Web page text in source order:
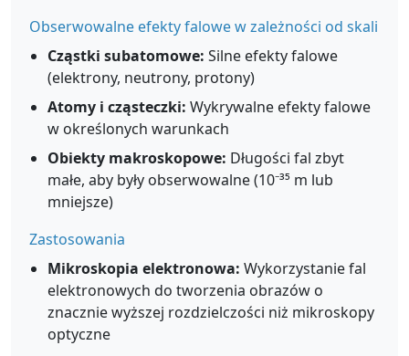
Obserwowalne efekty falowe w zależności od skali
Cząstki subatomowe: Silne efekty falowe
(elektrony, neutrony, protony)
Atomy i cząsteczki: Wykrywalne efekty falowe
w określonych warunkach
Obiekty makroskopowe: Długości fal zbyt
małe, aby były obserwowalne (10⁻³⁵ m lub
mniejsze)
Zastosowania
Mikroskopia elektronowa: Wykorzystanie fal
elektronowych do tworzenia obrazów o
znacznie wyższej rozdzielczości niż mikroskopy
optyczne